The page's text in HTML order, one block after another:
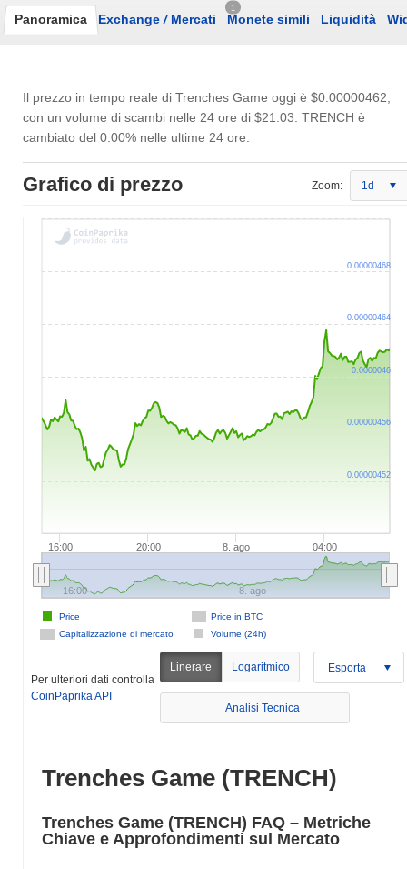
Panoramica Exchange /Mercati
1
Monete simili Liquidità
Il prezzo in tempo reale di Trenches Game oggi è $0.00000462
con un volume di scambi nelle 24 ore di $21.03 . TRENCH è
cambiato del 0.00% nelle ultime 24 ore.
Grafico di prezzo Zoom: 1d
16:00 20:00 8. ago 04:00
Price in BTC
Capitalizzazione di mercato
Volume (24h)
Price
16:00 8. ago
0.00000452
0.00000456
0.0000046
0.00000464
0.00000468
Per ulteriori dati controlla
CoinPaprika API
Linerare Logaritmico Esporta
Analisi Tecnica
Trenches Game (TRENCH)
Trenches Game (TRENCH) FAQ – Metriche
Chiave e Approfondimenti sul Mercato